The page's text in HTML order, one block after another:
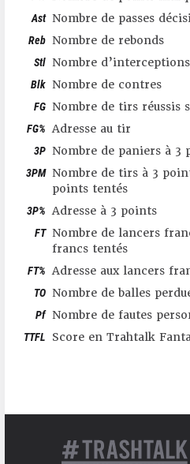
Ast Nombre de passes
Reb Nombre de rebonds
Stl Nombre d’interceptions
Blk Nombre de contres
FG Nombre de tirs réussis
FG% Adresse au tir
3P Nombre de paniers à 3
3PM Nombre de tirs à 3
points tentés
3P% Adresse à 3 points
FT Nombre de lancers
francs tentés
FT% Adresse aux lancers
TO Nombre de balles
Pf Nombre de fautes
TTFL Score en Trahtalk